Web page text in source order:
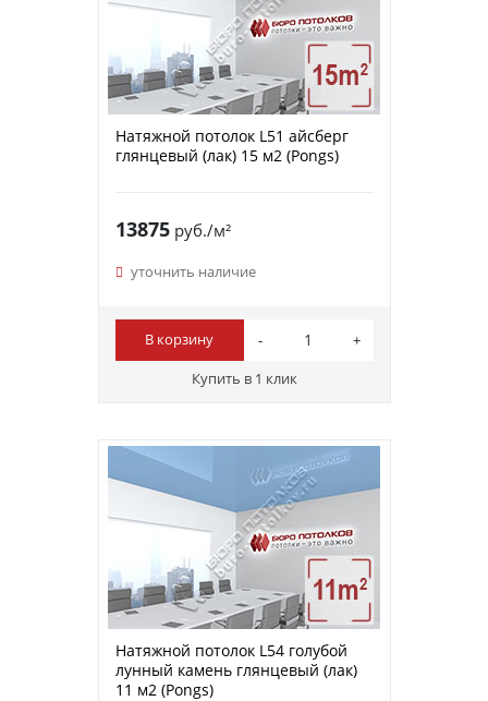
Натяжной потолок L51 айсберг
глянцевый (лак) 15 м2 (Pongs)
13875руб./м²
уточнить наличие
В корзину
Купить в 1 клик
Натяжной потолок L54 голубой
лунный камень глянцевый (лак)
11 м2 (Pongs)